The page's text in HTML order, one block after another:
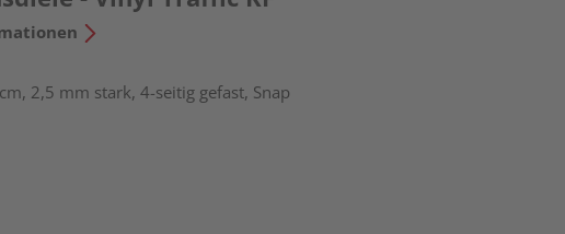
2,5 mm stark, 4-seitig gefast, Snap